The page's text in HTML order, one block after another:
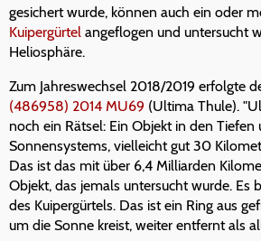
gesichert wurde, können auch ein oder
Kuipergürtel angeflogen und untersucht
Heliosphäre.
Zum Jahreswechsel 2018/2019 erfolgte
(486958) 2014 MU69 (Ultima Thule).
noch ein Rätsel: Ein Objekt in den Tiefen
Sonnensystems, vielleicht gut 30
Das ist das mit über 6,4 Milliarden
Objekt, das jemals untersucht wurde. Es
des Kuipergürtels. Das ist ein Ring aus
um die Sonne kreist, weiter entfernt als